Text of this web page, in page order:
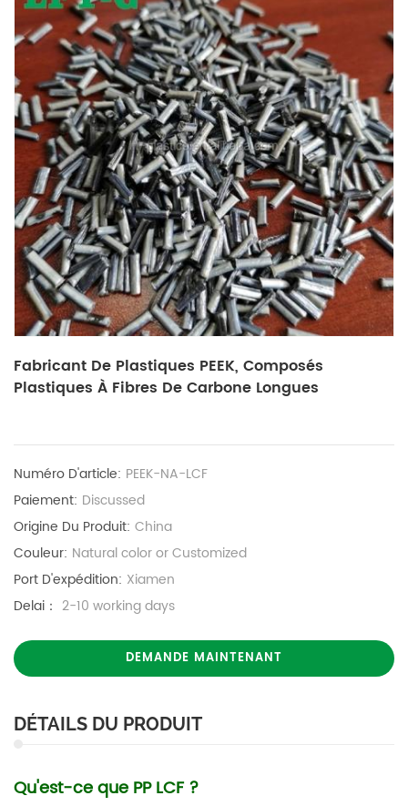
Fabricant De Plastiques PEEK, Composés
Plastiques À Fibres De Carbone Longues
Numéro D'article: PEEK-NA-LCF
Paiement: Discussed
Origine Du Produit: China
Couleur: Natural color or Customized
Port D'expédition: Xiamen
Delai： 2-10 working days
DEMANDE MAINTENANT
DÉTAILS DU PRODUIT
Qu'est-ce que PP LCF ?